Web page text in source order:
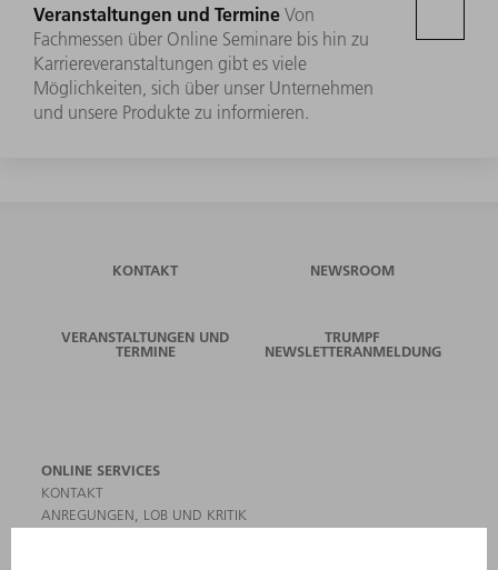
Veranstaltungen und Termine Von
Fachmessen über Online Seminare bis hin zu
Karriereveranstaltungen gibt es viele
Möglichkeiten, sich über unser Unternehmen
und unsere Produkte zu informieren.
KONTAKT NEWSROOM
VERANSTALTUNGEN UND
TERMINE
TRUMPF
NEWSLETTERANMELDUNG
ONLINE SERVICES
KONTAKT
ANREGUNGEN, LOB UND KRITIK